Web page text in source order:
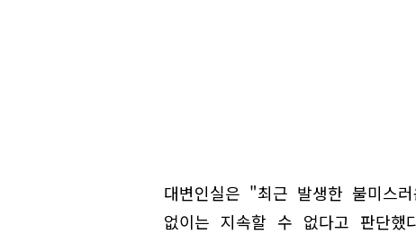
대변인실은 "최근 발생한 불미스
없이는 지속할 수 없다고 판단했